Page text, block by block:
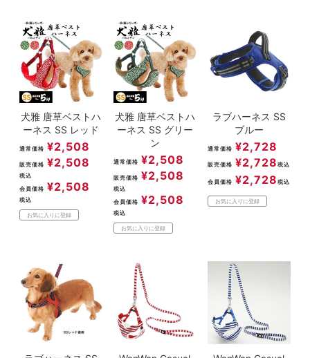
犬雅 唐草ベストハ
ーネス SS レッド
通常価格 ¥2,508
販売価格 ¥2,508
税込
会員価格 ¥2,508
税込
お気に入りに登録
犬雅 唐草ベストハ
ーネス SS グリー
ン
通常価格 ¥2,508
販売価格 ¥2,508
税込
会員価格 ¥2,508
税込
お気に入りに登録
ラブハーネス SS
ブルー
通常価格 ¥2,728
販売価格 ¥2,728 税込
会員価格 ¥2,728 税込
お気に入りに登録